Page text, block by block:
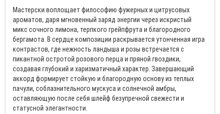
Мастерски воплощает философию фужерных и цитрусовых
ароматов, даря мгновенный заряд энергии через искристый
микс сочного лимона, терпкого грейпфрута и благородного
бергамота. В сердце композиции раскрывается утонченная игра
контрастов, где нежность ландыша и розы встречается с
пикантной остротой розового перца и пряной гвоздики,
создавая глубокий и харизматичный характер. Завершающий
аккорд формирует стойкую и благородную основу из теплых
пачули, соблазнительного мускуса и солнечной амбры,
оставляющую после себя шлейф безупречной свежести и
статусной элегантности.